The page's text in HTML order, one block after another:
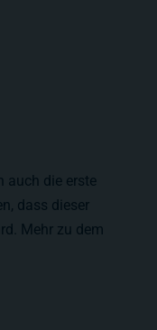
auch die erste
dass dieser
Mehr zu dem